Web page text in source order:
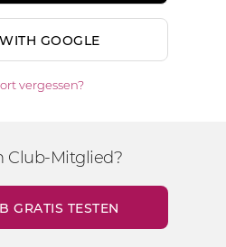
GOOGLE
vergessen?
Club-Mitglied?
GRATIS TESTEN